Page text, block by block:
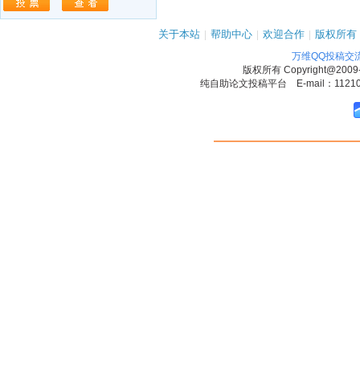
关于本站 | 帮助中心 | 欢迎合作 | 版权所有
万维QQ投稿交
版权所有
纯自助论文投稿平台 E-mail：